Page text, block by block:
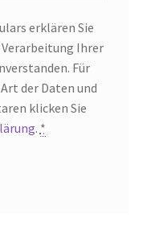
erklären Sie
Ihrer
Für
der Daten und
klicken Sie
. *